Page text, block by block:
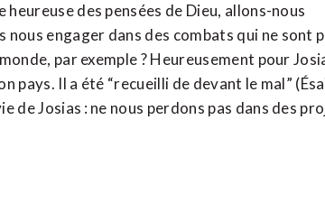
des pensées de Dieu, allons-nous
engager dans des combats qui ne sont
par exemple ? Heureusement pour
pays. Il a été “recueilli de devant le mal”
de Josias : ne nous perdons pas dans des